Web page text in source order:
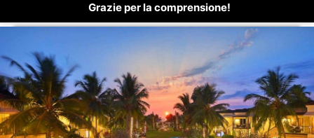
Grazie per la comprensione!